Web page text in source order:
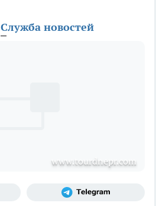
Служба новостей
www.tourdnepr.com